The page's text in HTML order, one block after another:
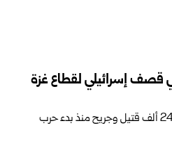
قصف إسرائيلي لقطاع غزة